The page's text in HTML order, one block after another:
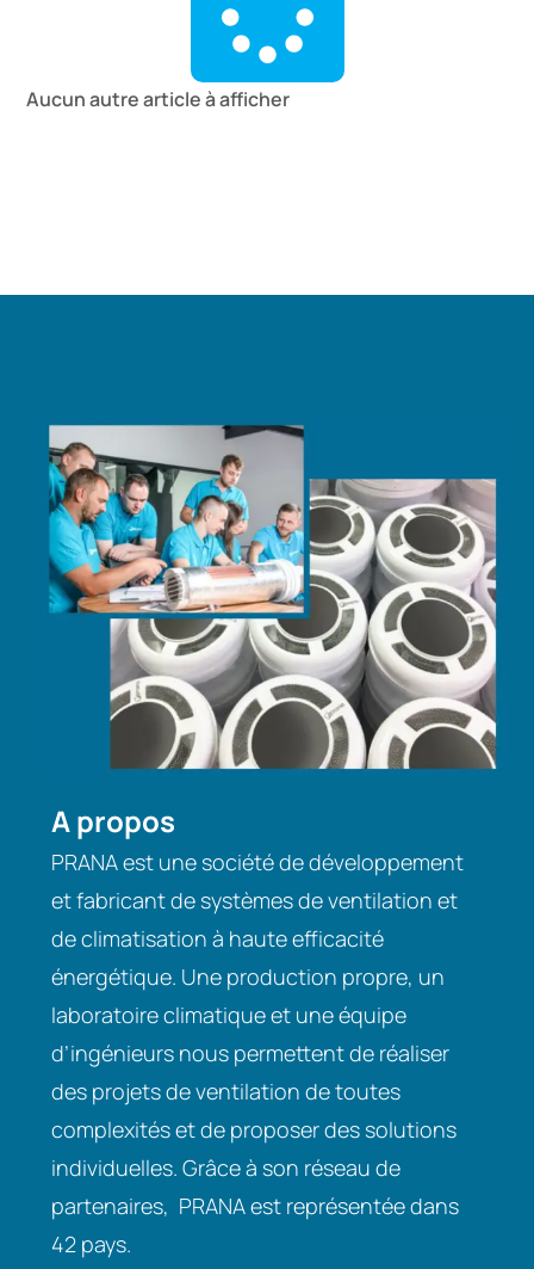
Aucun autre article à afficher
A propos
PRANA est une société de développement
et fabricant de systèmes de ventilation et
de climatisation à haute efficacité
énergétique. Une production propre, un
laboratoire climatique et une équipe
d’ingénieurs nous permettent de réaliser
des projets de ventilation de toutes
complexités et de proposer des solutions
individuelles. Grâce à son réseau de
partenaires, PRANA est représentée dans
42 pays.